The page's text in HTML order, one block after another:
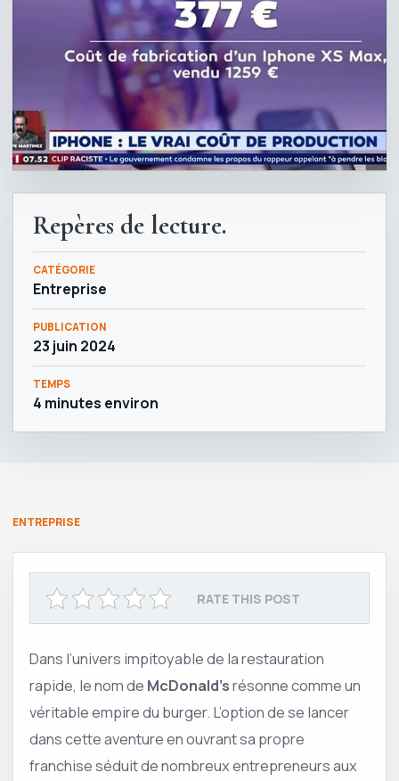
Repères de lecture.
CATÉGORIE
Entreprise
PUBLICATION
23 juin 2024
TEMPS
4 minutes environ
ENTREPRISE
RATE THIS POST
Dans l’univers impitoyable de la restauration
rapide, le nom de McDonald’srésonne comme un
véritable empire du burger. L’option de se lancer
dans cette aventure en ouvrant sa propre
franchise séduit de nombreux entrepreneurs aux